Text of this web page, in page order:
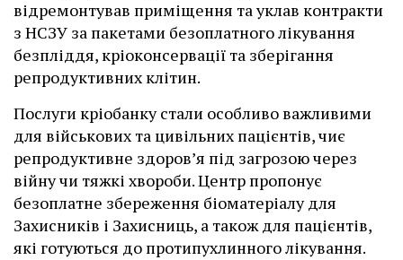
відремонтував приміщення та уклав контракти
з НСЗУ за пакетами безоплатного лікування
безпліддя, кріоконсервації та зберігання
репродуктивних клітин.
Послуги кріобанку стали особливо важливими
для військових та цивільних пацієнтів, чиє
репродуктивне здоров’я під загрозою через
війну чи тяжкі хвороби. Центр пропонує
безоплатне збереження біоматеріалу для
Захисників і Захисниць, а також для пацієнтів,
які готуються до протипухлинного лікування.